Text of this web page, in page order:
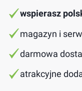
wspierasz
magazyn i
darmowa
atrakcyjne